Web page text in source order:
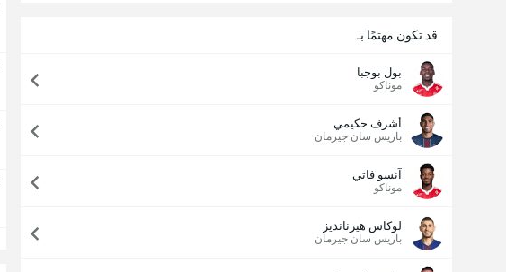
قد تكون مهتمًا بـ
بول بوجبا
موناكو
أشرف حكيمي
باريس سان جيرمان
آنسو فاتي
موناكو
لوكاس هيرنانديز
باريس سان جيرمان